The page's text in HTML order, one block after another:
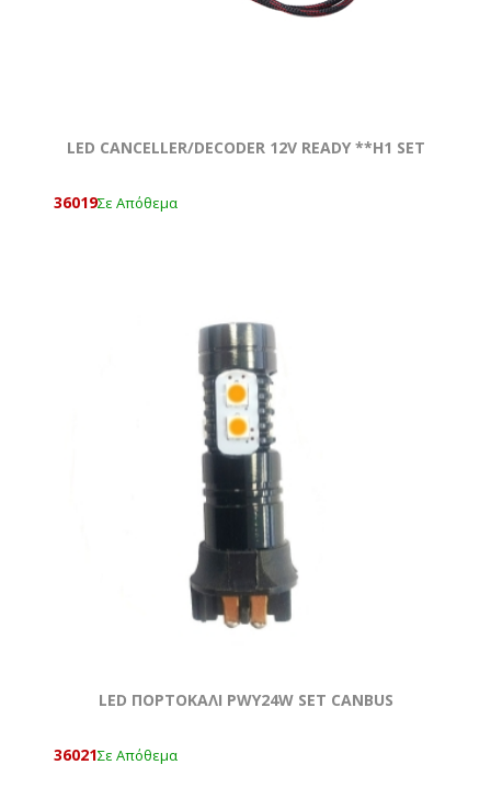
LED CANCELLER/DECODER 12V READY **H1 SET
36019Σε Απόθεμα
LED ΠΟΡΤΟΚΑΛΙ PWY24W SET CANBUS
36021Σε Απόθεμα